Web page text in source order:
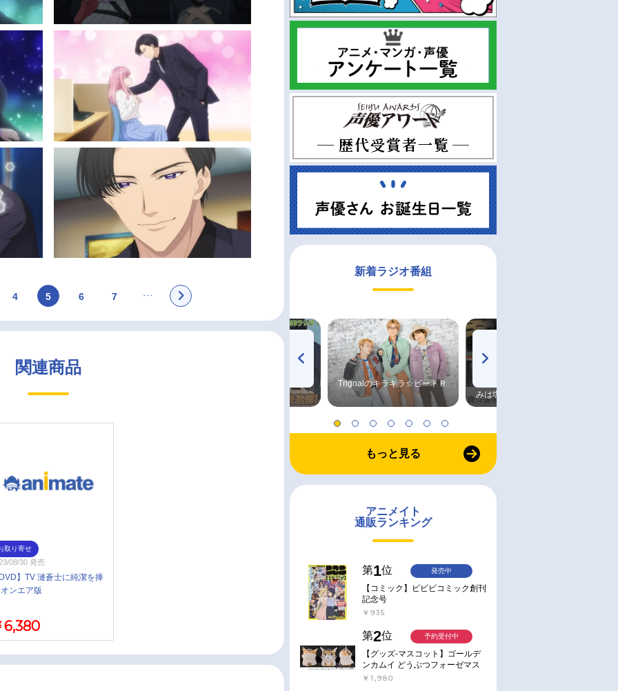
4 5 6 7
関連商品
取り寄せ
08/30 発売
】TV 漣蒼士に純潔を捧
ンエア版
6,380
新着ラジオ番組
radio 大直会 2nd season
Trignalのキラキラ☆ビートＲ
みは塩だけ
もっと見る
アニメイト
通販ランキング
第1位
【コミック】ビビビコミック創刊
記念号
￥935
発売中
第2位
【グッズ-マスコット】ゴールデ
ンカムイ どうぶつフォーゼマス
コット 4.尾形百之助【再販】
￥1,980
予約受付中